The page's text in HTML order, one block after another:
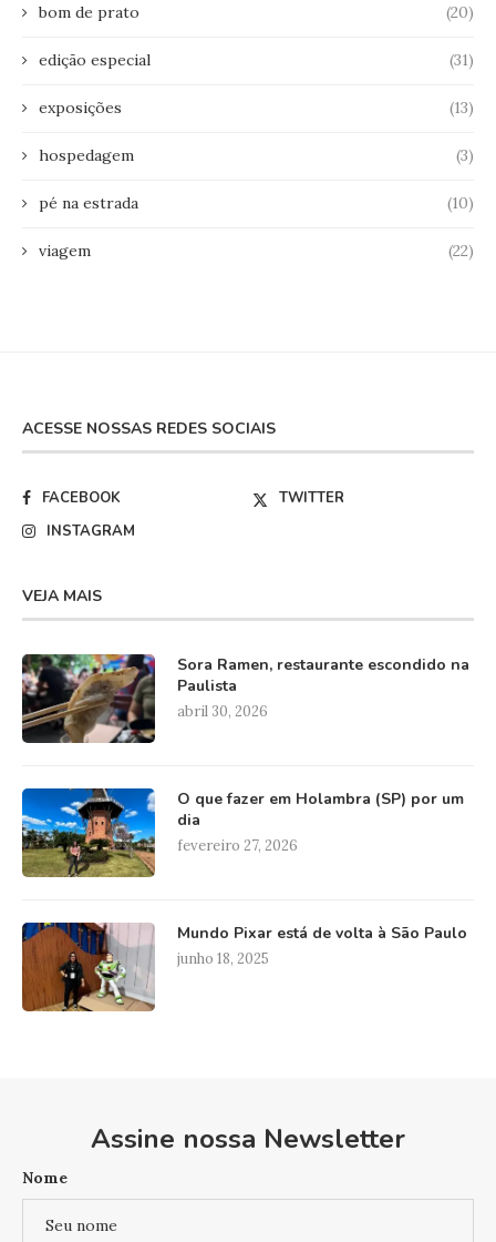
bom de prato (20)
edição especial (31)
exposições (13)
hospedagem (3)
pé na estrada (10)
viagem (22)
ACESSE NOSSAS REDES SOCIAIS
FACEBOOK
TWITTER
INSTAGRAM
VEJA MAIS
Sora Ramen, restaurante escondido na
Paulista
abril 30, 2026
O que fazer em Holambra (SP) por um
dia
fevereiro 27, 2026
Mundo Pixar está de volta à São Paulo
junho 18, 2025
Assine nossa Newsletter
Nome